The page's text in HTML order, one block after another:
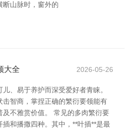
断山脉时，窗外的
大全 2026-05-26
、易于养护而深受爱好者青睐。
击智商，掌捏正确的繁衍要领能有
及不雅赏价值。 常见的多肉繁衍要
和播撒四种。其中，**叶插**是最